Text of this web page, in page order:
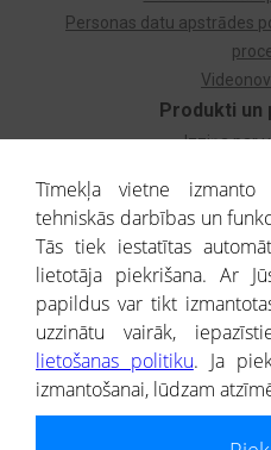
Produkti un
Izziņa par
Kredītizziņa par
Personas datu apstrādes
® CREDITREFORM Latvija
SIA
Tīmekļa vietne izmanto
tehniskās darbības un
Tās tiek iestatītas
lietotāja piekrišana. Ar
papildus var tikt
uzzinātu vairāk,
lietošanas politiku. Ja
izmantošanai, lūdzam